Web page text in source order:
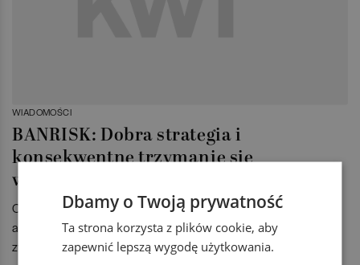
WIADOMOŚCI
BANRISK: Dobra strategia i
konsekwentne trzymanie się
wyznaczonych zasad
O fiat currency, zarządzaniu ryzykiem w bankowości i
atrakcyjności tej branży w oczach studentów rozmawiamy ze
zwycięskim zespołem edycji warszawskiej konkursu Banrisk.
Dbamy o Twoją prywatność
Ta strona korzysta z plików cookie, aby
zapewnić lepszą wygodę użytkowania.